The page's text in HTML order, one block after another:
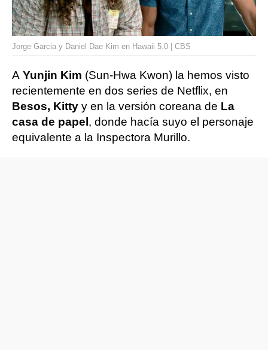
Jorge Garcia y Daniel Dae Kim en Hawaii 5.0 | CBS
A Yunjin Kim (Sun-Hwa Kwon) la hemos visto
recientemente en dos series de Netflix, en
Besos, Kitty y en la versión coreana de La
casa de papel , donde hacía suyo el personaje
equivalente a la Inspectora Murillo.